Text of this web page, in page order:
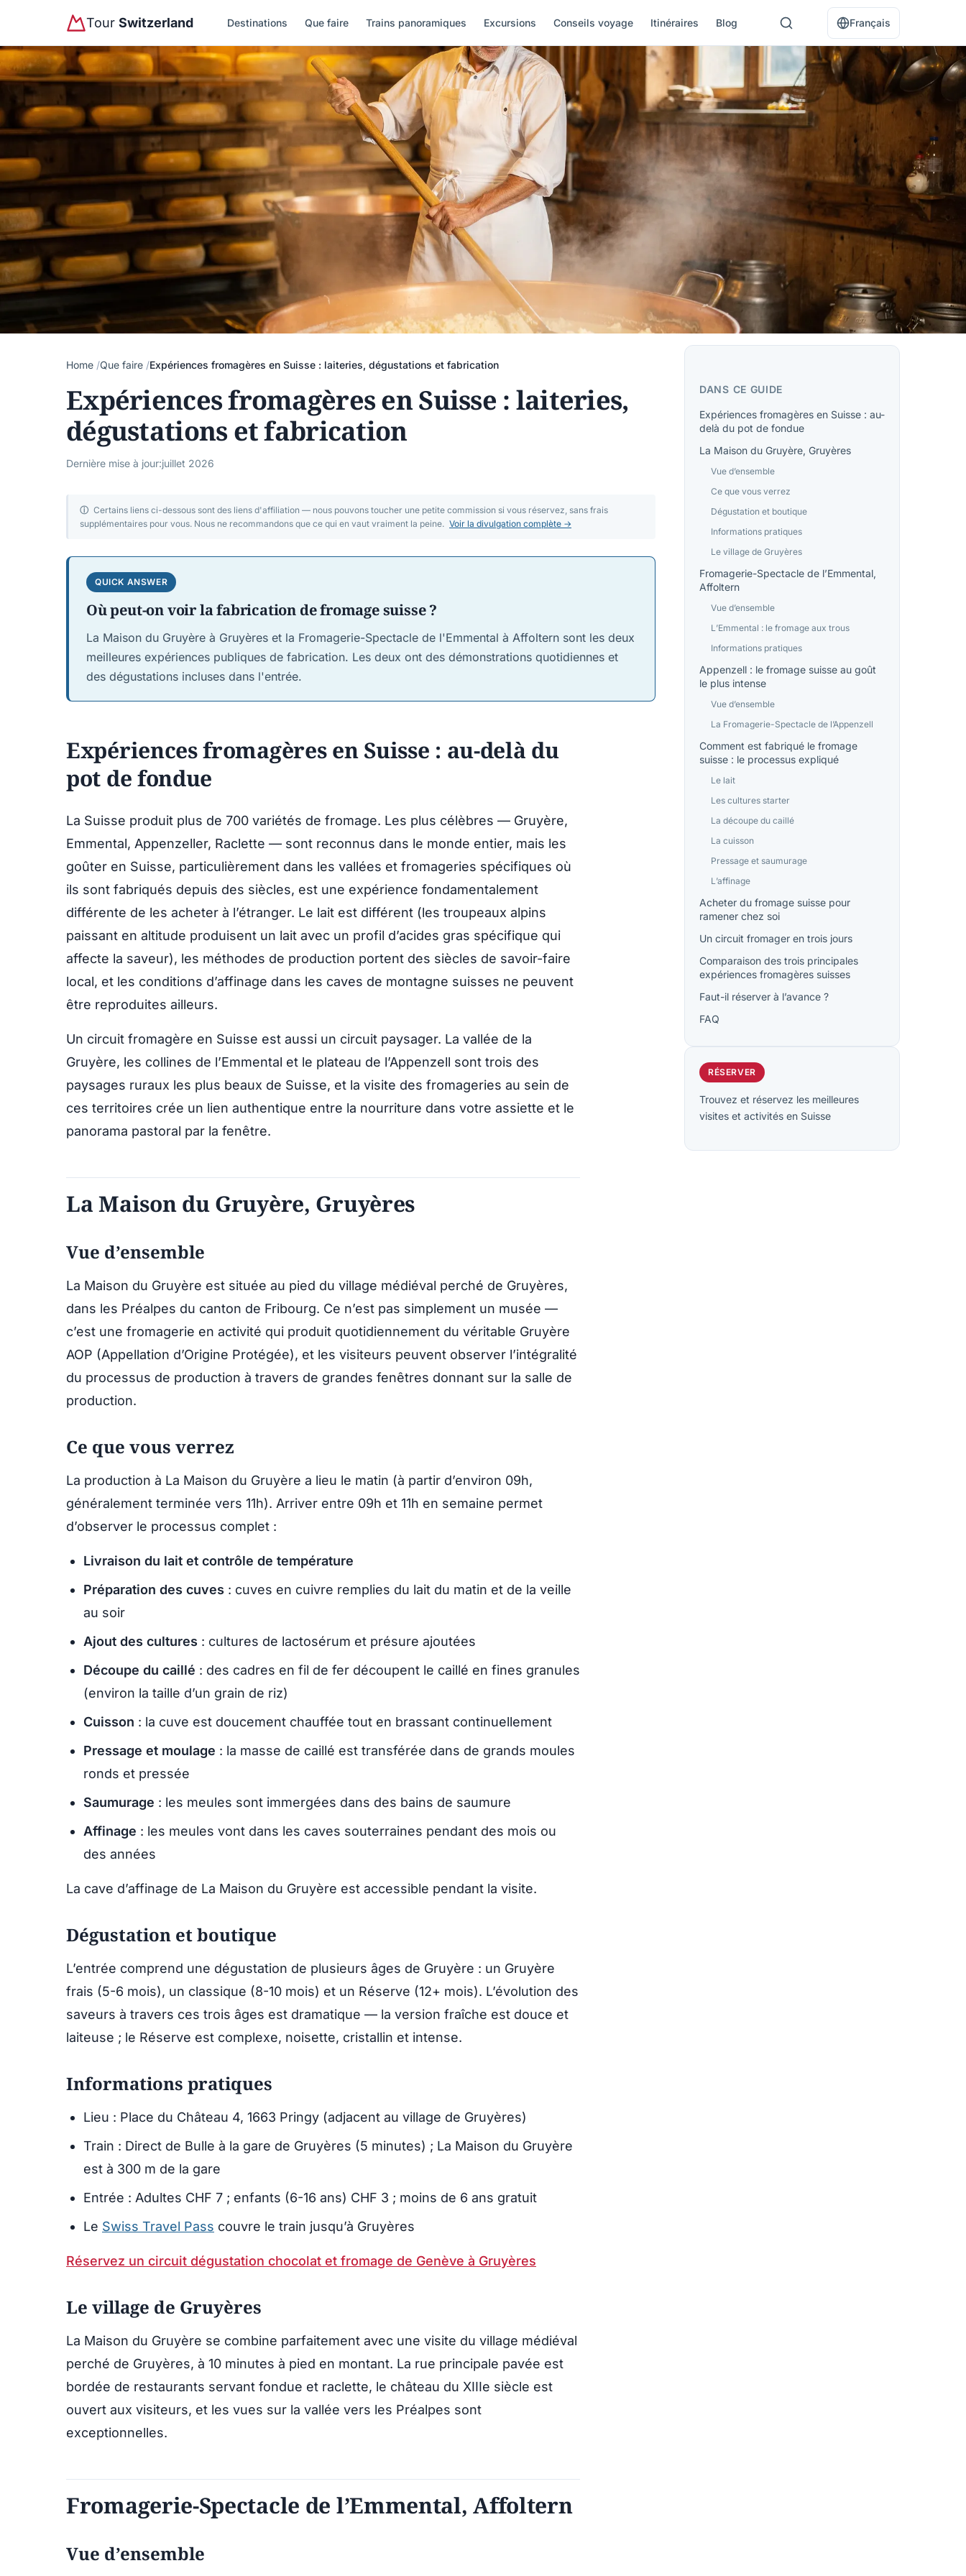
Tour Switzerland Destinations Que faire Trains panoramiques Excursions Conseils voyage Itinéraires Blog Français
Home Que faire Expériences fromagères en Suisse : laiteries, dégustations et fabrication
Expériences fromagères en Suisse : laiteries,
dégustations et fabrication
Dernière mise à jour:juillet 2026
ⓘ Certains liens ci-dessous sont des liens d'affiliation — nous pouvons toucher une petite commission si vous réservez, sans frais
supplémentaires pour vous. Nous ne recommandons que ce qui en vaut vraiment la peine. Voir la divulgation complète →
QUICK ANSWER
Où peut-on voir la fabrication de fromage suisse ?
La Maison du Gruyère à Gruyères et la Fromagerie-Spectacle de l'Emmental à Affoltern sont les deux
meilleures expériences publiques de fabrication. Les deux ont des démonstrations quotidiennes et
des dégustations incluses dans l'entrée.
Expériences fromagères en Suisse : au-delà du
pot de fondue
La Suisse produit plus de 700 variétés de fromage. Les plus célèbres — Gruyère,
Emmental, Appenzeller, Raclette — sont reconnus dans le monde entier, mais les
goûter en Suisse, particulièrement dans les vallées et fromageries spécifiques où
ils sont fabriqués depuis des siècles, est une expérience fondamentalement
différente de les acheter à l’étranger. Le lait est différent (les troupeaux alpins
paissant en altitude produisent un lait avec un profil d’acides gras spécifique qui
affecte la saveur), les méthodes de production portent des siècles de savoir-faire
local, et les conditions d’affinage dans les caves de montagne suisses ne peuvent
être reproduites ailleurs.
Un circuit fromagère en Suisse est aussi un circuit paysager. La vallée de la
Gruyère, les collines de l’Emmental et le plateau de l’Appenzell sont trois des
paysages ruraux les plus beaux de Suisse, et la visite des fromageries au sein de
ces territoires crée un lien authentique entre la nourriture dans votre assiette et le
panorama pastoral par la fenêtre.
La Maison du Gruyère, Gruyères
Vue d’ensemble
La Maison du Gruyère est située au pied du village médiéval perché de Gruyères,
dans les Préalpes du canton de Fribourg. Ce n’est pas simplement un musée —
c’est une fromagerie en activité qui produit quotidiennement du véritable Gruyère
AOP (Appellation d’Origine Protégée), et les visiteurs peuvent observer l’intégralité
du processus de production à travers de grandes fenêtres donnant sur la salle de
production.
Ce que vous verrez
La production à La Maison du Gruyère a lieu le matin (à partir d’environ 09h,
généralement terminée vers 11h). Arriver entre 09h et 11h en semaine permet
d’observer le processus complet :
Livraison du lait et contrôle de température
Préparation des cuves : cuves en cuivre remplies du lait du matin et de la veille
au soir
Ajout des cultures : cultures de lactosérum et présure ajoutées
Découpe du caillé : des cadres en fil de fer découpent le caillé en fines granules
(environ la taille d’un grain de riz)
Cuisson : la cuve est doucement chauffée tout en brassant continuellement
Pressage et moulage : la masse de caillé est transférée dans de grands moules
ronds et pressée
Saumurage : les meules sont immergées dans des bains de saumure
Affinage : les meules vont dans les caves souterraines pendant des mois ou
des années
La cave d’affinage de La Maison du Gruyère est accessible pendant la visite.
Dégustation et boutique
L’entrée comprend une dégustation de plusieurs âges de Gruyère : un Gruyère
frais (5-6 mois), un classique (8-10 mois) et un Réserve (12+ mois). L’évolution des
saveurs à travers ces trois âges est dramatique — la version fraîche est douce et
laiteuse ; le Réserve est complexe, noisette, cristallin et intense.
Informations pratiques
Lieu : Place du Château 4, 1663 Pringy (adjacent au village de Gruyères)
Train : Direct de Bulle à la gare de Gruyères (5 minutes) ; La Maison du Gruyère
est à 300 m de la gare
Entrée : Adultes CHF 7 ; enfants (6-16 ans) CHF 3 ; moins de 6 ans gratuit
Le Swiss Travel Pass couvre le train jusqu’à Gruyères
Réservez un circuit dégustation chocolat et fromage de Genève à Gruyères
Le village de Gruyères
La Maison du Gruyère se combine parfaitement avec une visite du village médiéval
perché de Gruyères, à 10 minutes à pied en montant. La rue principale pavée est
bordée de restaurants servant fondue et raclette, le château du XIIIe siècle est
ouvert aux visiteurs, et les vues sur la vallée vers les Préalpes sont
exceptionnelles.
Fromagerie-Spectacle de l’Emmental, Affoltern
Vue d’ensemble
DANS CE GUIDE
Expériences fromagères en Suisse : au-
delà du pot de fondue
La Maison du Gruyère, Gruyères
Vue d’ensemble
Ce que vous verrez
Dégustation et boutique
Informations pratiques
Le village de Gruyères
Fromagerie-Spectacle de l’Emmental,
Affoltern
Vue d’ensemble
L’Emmental : le fromage aux trous
Informations pratiques
Appenzell : le fromage suisse au goût
le plus intense
Vue d’ensemble
La Fromagerie-Spectacle de l’Appenzell
Comment est fabriqué le fromage
suisse : le processus expliqué
Le lait
Les cultures starter
La découpe du caillé
La cuisson
Pressage et saumurage
L’affinage
Acheter du fromage suisse pour
ramener chez soi
Un circuit fromager en trois jours
Comparaison des trois principales
expériences fromagères suisses
Faut-il réserver à l’avance ?
FAQ
RÉSERVER
Trouvez et réservez les meilleures
visites et activités en Suisse